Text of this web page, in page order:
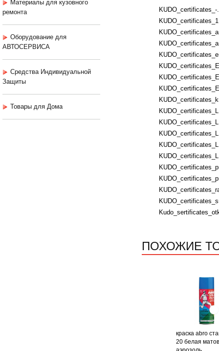
Материалы для кузовного
ремонта
Оборудование для
АВТОСЕРВИСА
Средства Индивидуальной
Защиты
Товары для Дома
KUDO_certificates_-
ПОХОЖИЕ
краска abro
20 белая